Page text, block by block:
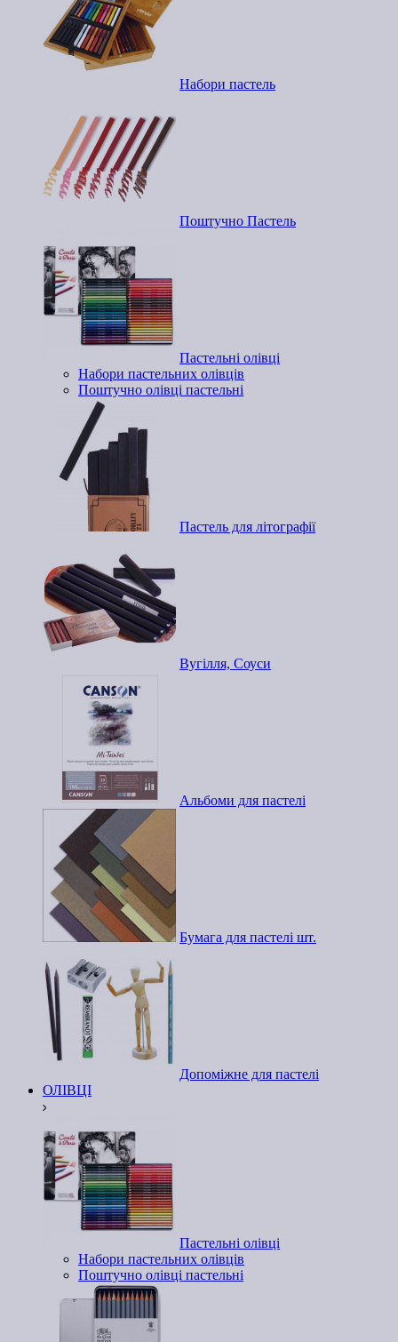
Набори пастель
Поштучно Пастель
Пастельні олівці
Набори пастельних олівців
Поштучно олівці пастельні
Пастель для літографії
Вугілля, Соуси
Альбоми для пастелі
Бумага для пастелі шт.
Допоміжне для пастелі
ОЛІВЦІ
Пастельні олівці
Набори пастельних олівців
Поштучно олівці пастельні